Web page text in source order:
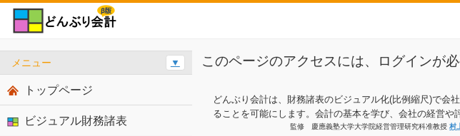
このページのアクセスには、ログインが
どんぶり会計は、財務諸表のビジュアル化(比例縮尺)で会
ることを可能にします。会計の基本を学び、会社の経営や
監修 慶應義塾大学大学院経営管理研究科准教授村
メニュー ▼
トップページ
ビジュアル財務諸表